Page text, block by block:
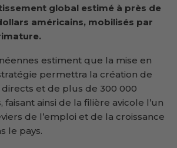
global estimé à près de
américains, mobilisés par
estiment que la mise en
permettra la création de
et de plus de 300 000
ainsi de la filière avicole l’un
de l’emploi et de la croissance
le pays.